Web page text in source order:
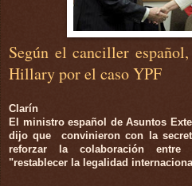
Según el canciller
Hillary por el caso YPF
Clarín
El ministro español de Asuntos
dijo que convinieron con la
reforzar la colaboración entre
"restablecer la legalidad